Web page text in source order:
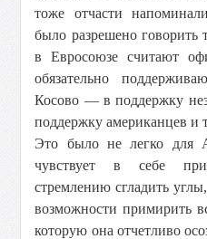
тоже отчасти
было разрешено говорить
в Евросоюзе считают
обязательно
Косово — в поддержку
поддержку американцев и
Это было не легко для
чувствует в себе
стремлению сгладить
возможности примирить
которую она отчетливо